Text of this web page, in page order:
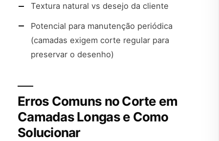
Textura natural vs desejo da cliente
Potencial para manutenção periódica
(camadas exigem corte regular para
preservar o desenho)
Erros Comuns no Corte em
Camadas Longas e Como
Solucionar